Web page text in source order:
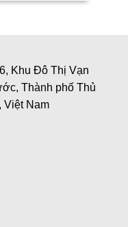
Khu Đô Thị Vạn
Thành phố Thủ
Việt Nam